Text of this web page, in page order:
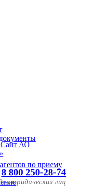
Сайт АО
8 800 250-28-74
юридических лиц
по приему